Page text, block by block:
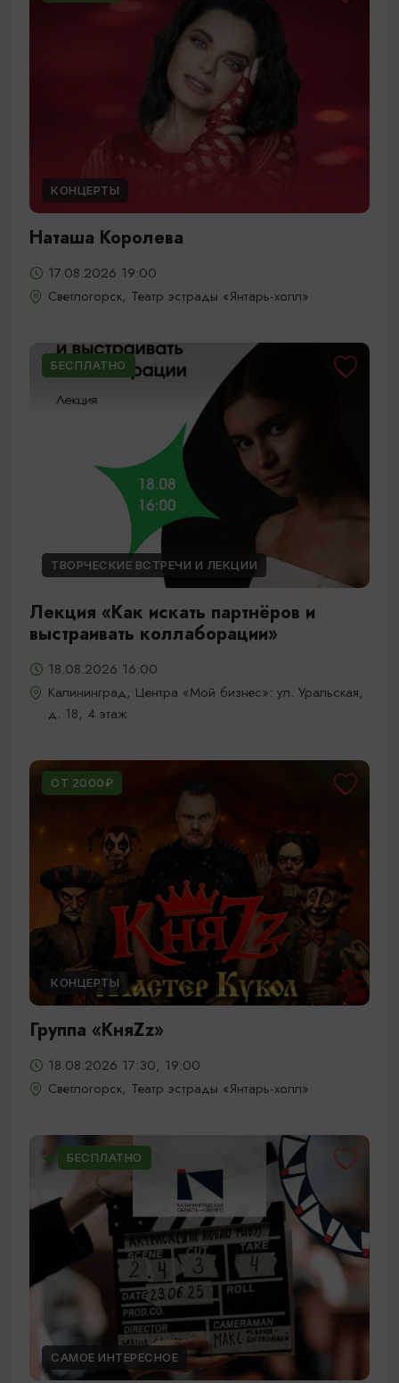
КОНЦЕРТЫ
Наташа Королева
17.08.2026 19:00
Светлогорск, Театр эстрады «Янтарь-холл»
БЕСПЛАТНО
ТВОРЧЕСКИЕ ВСТРЕЧИ И ЛЕКЦИИ
Лекция «Как искать партнёров и
выстраивать коллаборации»
18.08.2026 16:00
Калининград, Центра «Мой бизнес»: ул. Уральская,
д. 18, 4 этаж
ОТ 2000₽
КОНЦЕРТЫ
Группа «КняZz»
18.08.2026 17:30, 19:00
Светлогорск, Театр эстрады «Янтарь-холл»
БЕСПЛАТНО
САМОЕ ИНТЕРЕСНОЕ